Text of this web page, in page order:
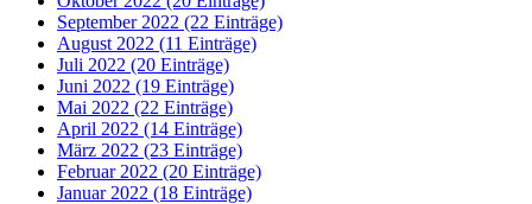
September 2022 (22 Einträge)
August 2022 (11 Einträge)
Juli 2022 (20 Einträge)
Juni 2022 (19 Einträge)
Mai 2022 (22 Einträge)
April 2022 (14 Einträge)
März 2022 (23 Einträge)
Februar 2022 (20 Einträge)
Januar 2022 (18 Einträge)